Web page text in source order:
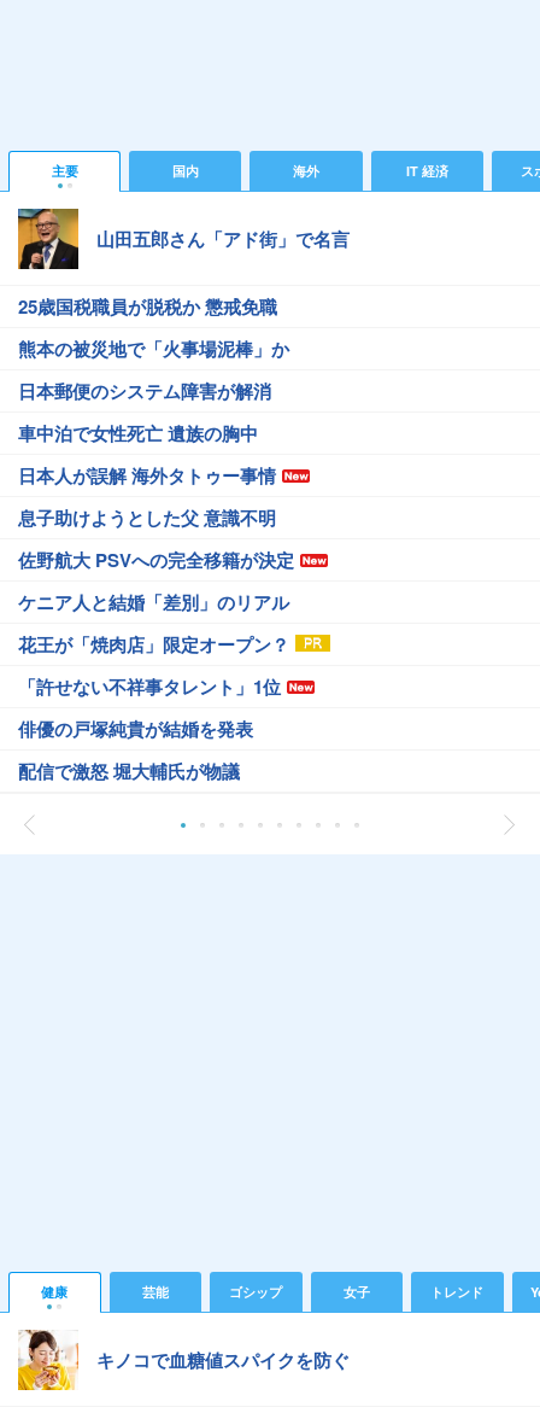
主要 国内 海外 IT 経済 ス
山田五郎さん「アド街」で名言
25歳国税職員が脱税か 懲戒免職
熊本の被災地で「火事場泥棒」か
日本郵便のシステム障害が解消
車中泊で女性死亡 遺族の胸中
日本人が誤解 海外タトゥー事情
息子助けようとした父 意識不明
佐野航大 PSVへの完全移籍が決定
ケニア人と結婚「差別」のリアル
花王が「焼肉店」限定オープン？
「許せない不祥事タレント」1位
俳優の戸塚純貴が結婚を発表
配信で激怒 堀大輔氏が物議
健康 芸能 ゴシップ 女子 トレンド
キノコで血糖値スパイクを防ぐ